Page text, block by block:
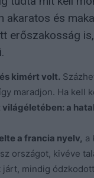
akaratos és
erőszakosság
kimért volt.
maradjon. Ha kell
a
a francia nyelv, a
országot, kivéve
mindig